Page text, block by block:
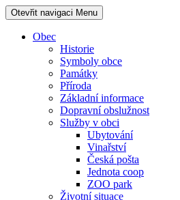
Otevřit navigaci Menu
Obec
Historie
Symboly obce
Památky
Příroda
Základní informace
Dopravní obslužnost
Služby v obci
Ubytování
Vinařství
Česká pošta
Jednota coop
ZOO park
Životní situace